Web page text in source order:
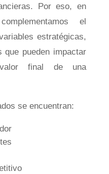
Por eso, en
el
estratégicas,
que pueden impactar
valor final de una
se encuentran: